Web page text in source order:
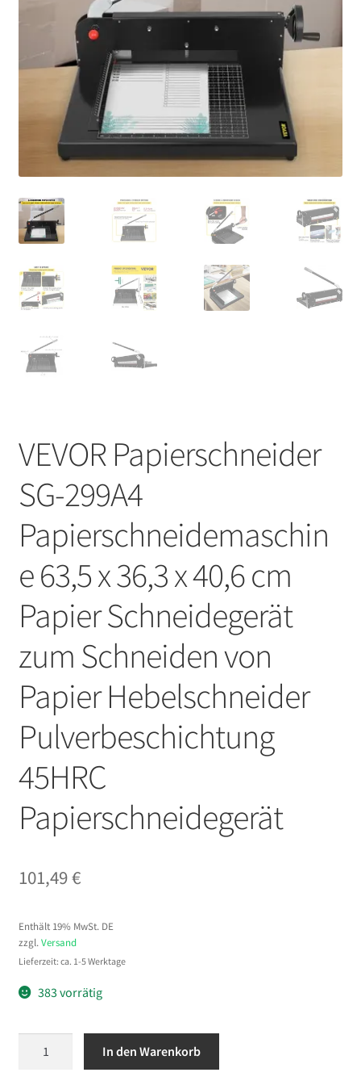
VEVOR Papierschneider
SG-299A4
Papierschneidemaschin
e 63,5 x 36,3 x 40,6 cm
Papier Schneidegerät
zum Schneiden von
Papier Hebelschneider
Pulverbeschichtung
45HRC
Papierschneidegerät
101,49€
Enthält 19% MwSt. DE
zzgl. Versand
Lieferzeit: ca. 1-5 Werktage
383 vorrätig
In den Warenkorb